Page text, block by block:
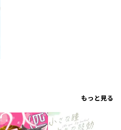
もっと見る